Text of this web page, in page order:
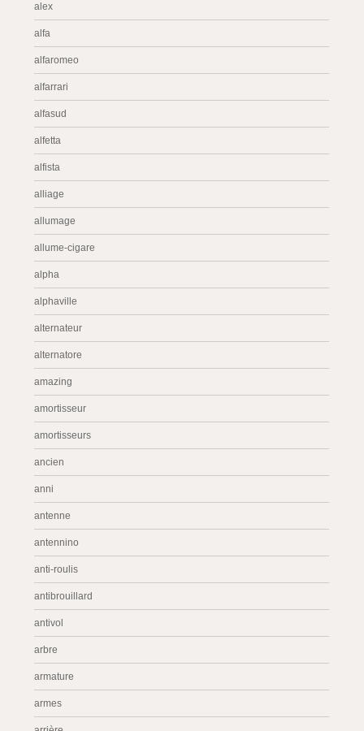
alex
alfa
alfaromeo
alfarrari
alfasud
alfetta
alfista
alliage
allumage
allume-cigare
alpha
alphaville
alternateur
alternatore
amazing
amortisseur
amortisseurs
ancien
anni
antenne
antennino
anti-roulis
antibrouillard
antivol
arbre
armature
armes